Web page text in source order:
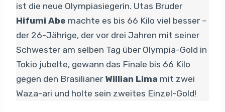
ist die neue Olympiasiegerin. Utas Bruder
Hifumi Abe machte es bis 66 Kilo viel besser –
der 26-Jährige, der vor drei Jahren mit seiner
Schwester am selben Tag über Olympia-Gold in
Tokio jubelte, gewann das Finale bis 66 Kilo
gegen den Brasilianer Willian Lima mit zwei
Waza-ari und holte sein zweites Einzel-Gold!